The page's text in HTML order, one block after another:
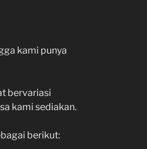
kami punya
bervariasi
kami sediakan.
berikut: